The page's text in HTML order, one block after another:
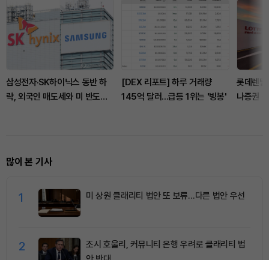
삼성전자·SK하이닉스 동반 하
락, 외국인 매도세와 미 반도체
[DEX 리포트] 하루 거래량
145억 달러...급등 1위는 '빙봉'
롯데렌
나증권
많이 본 기사
1 미 상원 클래리티 법안 또 보류…다른 법안 우선
2
조시 호울리, 커뮤니티 은행 우려로 클래리티 법